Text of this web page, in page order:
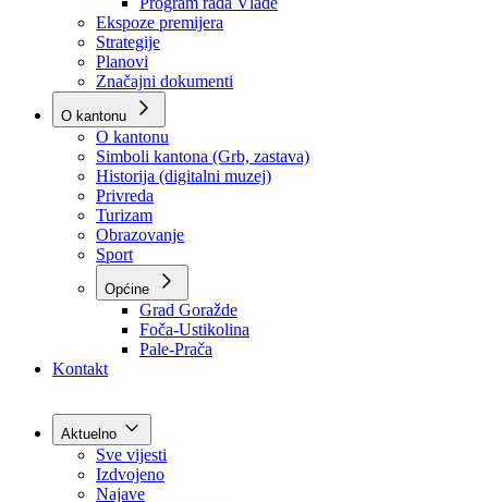
Vlada
Poslovnik
Program rada Vlade
Ekspoze premijera
Strategije
Planovi
Značajni dokumenti
O kantonu
O kantonu
Simboli kantona (Grb, zastava)
Historija (digitalni muzej)
Privreda
Turizam
Obrazovanje
Sport
Općine
Kontakt
Aktuelno